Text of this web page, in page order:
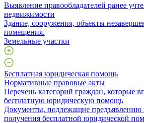
Выявление правообладателей ранее
недвижимости
​Здание, сооружения, объекты
помещения.
Земельные участки
Бесплатная юридическая помощь
Нормативные правовые акты
Перечень категорий граждан, которые
бесплатную юридическую помощь
Документы, подлежащие предъявлению
получения бесплатной юридической